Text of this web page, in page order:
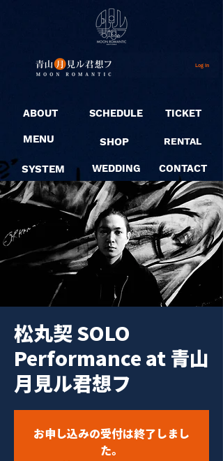
Log In
ABOUT
MENU
SYSTEM
SCHEDULE
SHOP
WEDDING
TICKET
RENTAL
CONTACT
松丸契 SOLO
Performance at 青山
月見ル君想フ
お申し込みの受付は終了しまし
た。